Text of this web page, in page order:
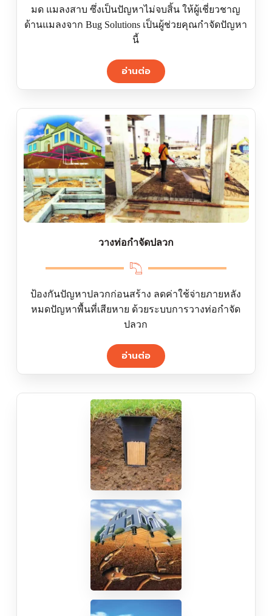
มด แมลงสาบ ซึ่งเป็นปัญหาไม่จบสิ้น ให้ผู้เชี่ยวชาญ
ด้านแมลงจาก Bug Solutions เป็นผู้ช่วยคุณกำจัดปัญหา
นี้
อ่านต่อ
วางท่อกำจัดปลวก
ป้องกันปัญหาปลวกก่อนสร้าง ลดค่าใช้จ่ายภายหลัง
หมดปัญหาพื้นที่เสียหาย ด้วยระบบการวางท่อกำจัด
ปลวก
อ่านต่อ